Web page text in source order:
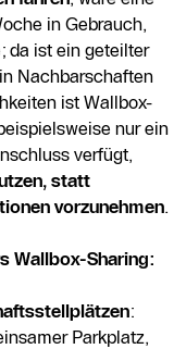
in Gebrauch,
da ist ein geteilter
Nachbarschaften
ist Wallbox-
nur ein
verfügt,
statt
vorzunehmen.
Wallbox-Sharing:
:
Parkplatz,